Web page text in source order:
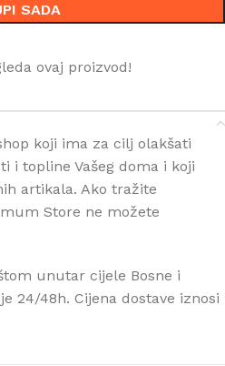
SADA
ovaj proizvod!
koji ima za cilj olakšati
i topline Vašeg doma i koji
artikala. Ako tražite
Store ne možete
unutar cijele Bosne i
24/48h. Cijena dostave iznosi